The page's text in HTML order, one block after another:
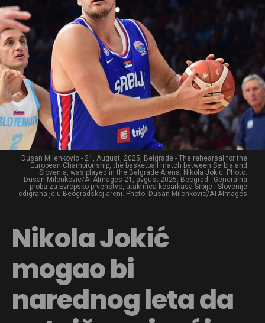
Dusan Milenkovic - 21, August, 2025, Belgrade - The rehearsal for the
European Championship, the basketball match between Serbia and
Slovenia, was played in the Belgrade Arena. Nikola Jokic. Photo:
Dusan Milenkovic/ATAImages 21, avgust 2025, Beograd - Generalna
proba za Evropsko prvenstvo, utakmica kosarkasa Srbije i Slovenije
odigrana je u Beogradskoj areni. Photo: Dusan Milenkovic/ATAImages
Nikola Jokić
mogao bi
narednog leta da